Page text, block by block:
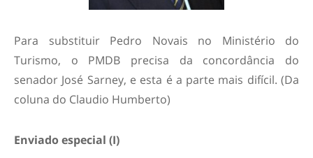
Para substituir Pedro Novais no Ministério do
Turismo, o PMDB precisa da concordância do
senador José Sarney, e esta é a parte mais difícil. (Da
coluna do Claudio Humberto)
Enviado especial (I)